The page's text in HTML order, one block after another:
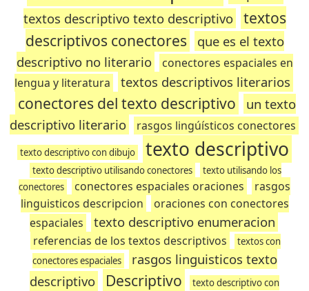
textos descriptivo texto descriptivo
textos
descriptivos conectores
que es el texto
descriptivo no literario
conectores espaciales en
lengua y literatura
textos descriptivos literarios
conectores del texto descriptivo
un texto
descriptivo literario
rasgos lingúísticos conectores
texto descriptivo con dibujo texto descriptivo
texto descriptivo utilisando conectores
texto utilisando los
conectores
conectores espaciales oraciones
rasgos
linguisticos descripcion
oraciones con conectores
espaciales
texto descriptivo enumeracion
referencias de los textos descriptivos
textos con
conectores espaciales
rasgos linguisticos texto
descriptivo
Descriptivo
texto descriptivo con